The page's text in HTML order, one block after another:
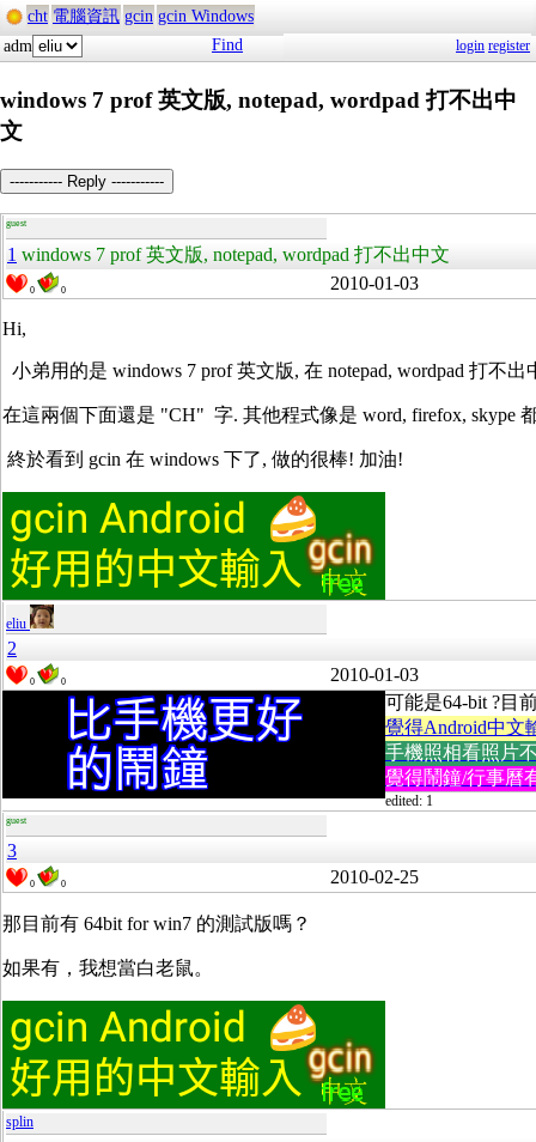
cht 電腦資訊 gcin gcin Windows
adm
Find login register
windows 7 prof 英文版, notepad, wordpad 打不出中
文
----------- Reply -----------
guest
1 windows 7 prof 英文版, notepad, wordpad 打不出中文
0 0 2010-01-03
Hi,
小弟用的是 windows 7 prof 英文版, 在 notepad, wordpad 打不
在這兩個下面還是 "CH" 字. 其他程式像是 word, firefox, skype
終於看到 gcin 在 windows 下了, 做的很棒! 加油!
eliu
2
0 0
2010-01-03
可能是64-bit ?目
覺得Android中文
手機照相看照片
覺得鬧鐘/行事曆
edited: 1
guest
3
0 0 2010-02-25
那目前有 64bit for win7 的測試版嗎？
如果有，我想當白老鼠。
splin